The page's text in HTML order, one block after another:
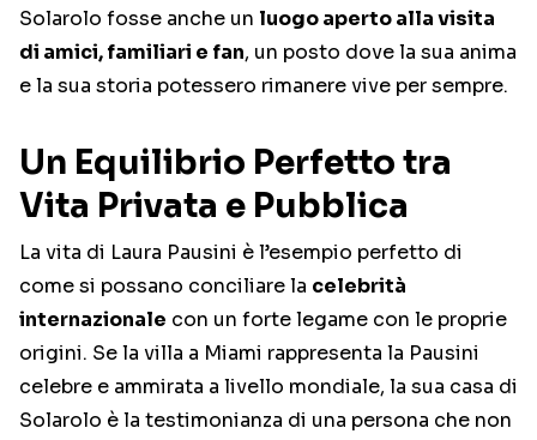
Solarolo fosse anche un luogo aperto alla visita
di amici, familiari e fan, un posto dove la sua anima
e la sua storia potessero rimanere vive per sempre.
Un Equilibrio Perfetto tra
Vita Privata e Pubblica
La vita di Laura Pausini è l’esempio perfetto di
come si possano conciliare la celebrità
internazionale con un forte legame con le proprie
origini. Se la villa a Miami rappresenta la Pausini
celebre e ammirata a livello mondiale, la sua casa di
Solarolo è la testimonianza di una persona che non